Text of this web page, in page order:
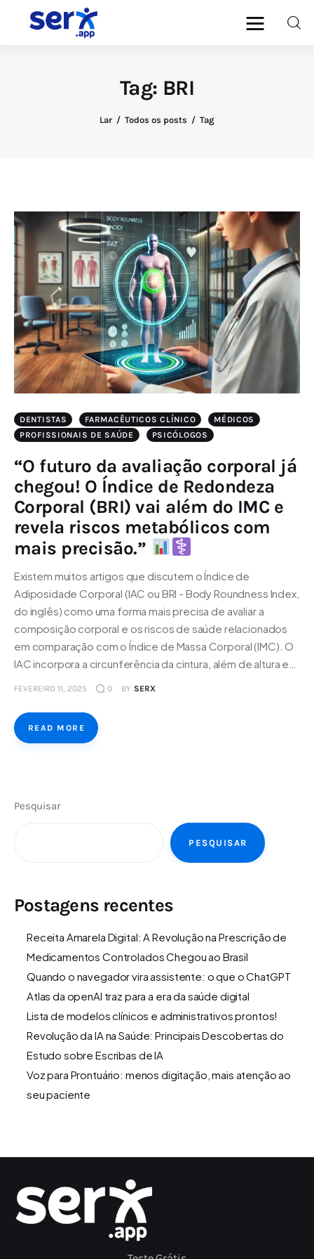
Tag: BRI
Lar Todos os posts Tag
blog.serx.app
Médicos
DENTISTAS FARMACÊUTICOS CLÍNICO
MÉDICOS
PROFISSIONAIS DE SAÚDE
PSICÓLOGOS
“O futuro da avaliação corporal já
chegou! O Índice de Redondeza
Corporal (BRI) vai além do IMC e
revela riscos metabólicos com
mais precisão.”
Existem muitos artigos que discutem o Índice de
Adiposidade Corporal (IAC ou BRI - Body Roundness Index,
do inglês) como uma forma mais precisa de avaliar a
composição corporal e os riscos de saúde relacionados
em comparação com o Índice de Massa Corporal (IMC). O
IAC incorpora a circunferência da cintura, além de altura e…
FEVEREIRO 11, 2025 0 BY SERX
READ MORE
Pesquisar
PESQUISAR
Postagens recentes
Receita Amarela Digital: A Revolução na Prescrição de
Medicamentos Controlados Chegou ao Brasil
Quando o navegador vira assistente: o que o ChatGPT
Atlas da openAI traz para a era da saúde digital
Lista de modelos clínicos e administrativos prontos!
Revolução da IA na Saúde: Principais Descobertas do
Estudo sobre Escribas de IA
Voz para Prontuário: menos digitação, mais atenção ao
seu paciente